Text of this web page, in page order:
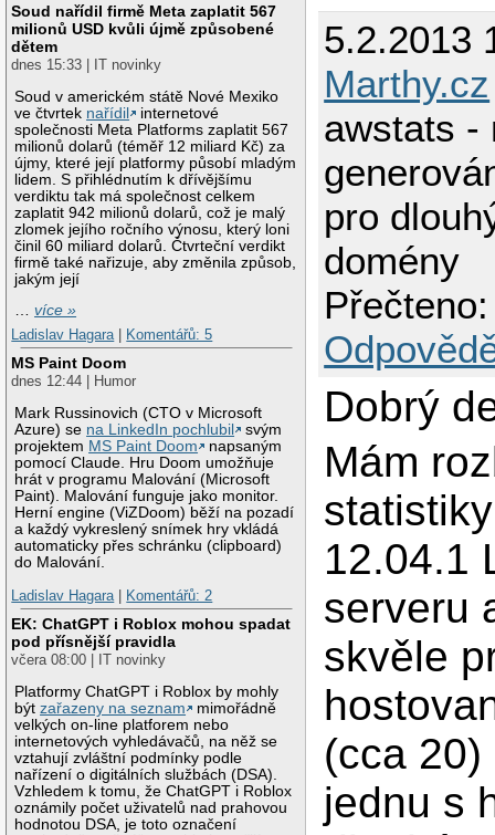
Soud nařídil firmě Meta zaplatit 567
milionů USD kvůli újmě způsobené
dětem
dnes 15:33 | IT novinky
Soud v americkém státě Nové Mexiko
ve čtvrtek nařídil
internetové
společnosti Meta Platforms zaplatit 567
milionů dolarů (téměř 12 miliard Kč) za
újmy, které její platformy působí mladým
lidem. S přihlédnutím k dřívějšímu
verdiktu tak má společnost celkem
zaplatit 942 milionů dolarů, což je malý
zlomek jejího ročního výnosu, který loni
činil 60 miliard dolarů. Čtvrteční verdikt
firmě také nařizuje, aby změnila způsob,
jakým její
…více »
Ladislav Hagara
Komentářů: 5
MS Paint Doom
dnes 12:44 | Humor
Mark Russinovich (CTO v Microsoft
Azure) se na LinkedIn pochlubil
svým
projektem MS Paint Doom
napsaným
pomocí Claude. Hru Doom umožňuje
hrát v programu Malování (Microsoft
Paint). Malování funguje jako monitor.
Herní engine (ViZDoom) běží na pozadí
a každý vykreslený snímek hry vkládá
automaticky přes schránku (clipboard)
do Malování.
Ladislav Hagara
Komentářů: 2
EK: ChatGPT i Roblox mohou spadat
pod přísnější pravidla
včera 08:00 | IT novinky
Platformy ChatGPT i Roblox by mohly
býtzařazeny na seznam
mimořádně
velkých on-line platforem nebo
internetových vyhledávačů, na něž se
vztahují zvláštní podmínky podle
nařízení o digitálních službách (DSA).
Vzhledem k tomu, že ChatGPT i Roblox
oznámily počet uživatelů nad prahovou
hodnotou DSA, je toto označení
5.2.2013
Marthy.cz
awstats -
pro
domény
Dobrý
Mám
12.04.1
serveru
skvěle
(cca 20)
jednu s